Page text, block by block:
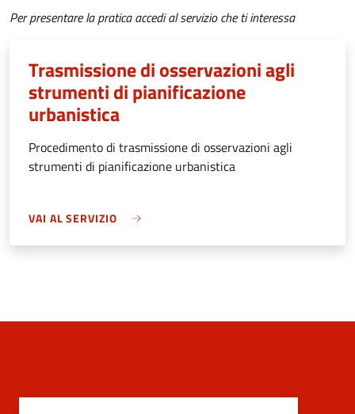
Per presentare la pratica accedi al servizio che ti interessa
Trasmissione di osservazioni agli
strumenti di pianificazione
urbanistica
Procedimento di trasmissione di osservazioni agli
strumenti di pianificazione urbanistica
VAI AL SERVIZIO